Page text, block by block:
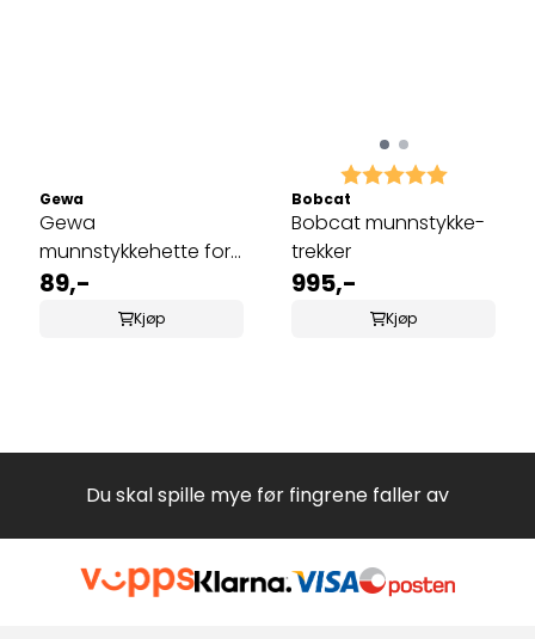
Gewa
Gewa
munnstykkehette for
altsaksofon
89,-
Kjøp
Karakter: 5.0 av 5
Bobcat
Bobcat munnstykke-
trekker
995,-
Kjøp
Du skal spille mye før fingrene faller av